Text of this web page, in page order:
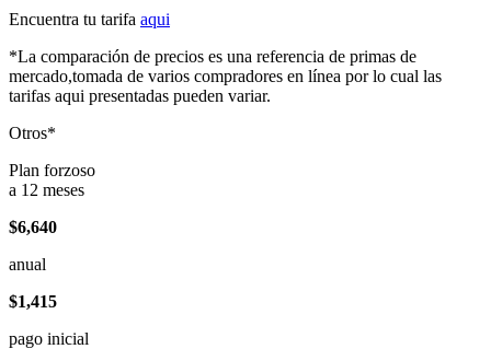
Encuentra tu tarifa aqui
*La comparación de precios es una referencia de primas de
mercado,tomada de varios compradores en línea por lo cual las
tarifas aqui presentadas pueden variar.
Otros*
Plan forzoso
a 12 meses
$6,640
anual
$1,415
pago inicial